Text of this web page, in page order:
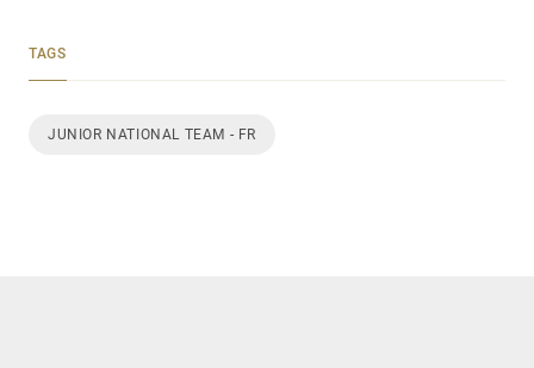
TAGS
JUNIOR NATIONAL TEAM - FR